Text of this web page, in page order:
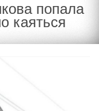
попала
каяться